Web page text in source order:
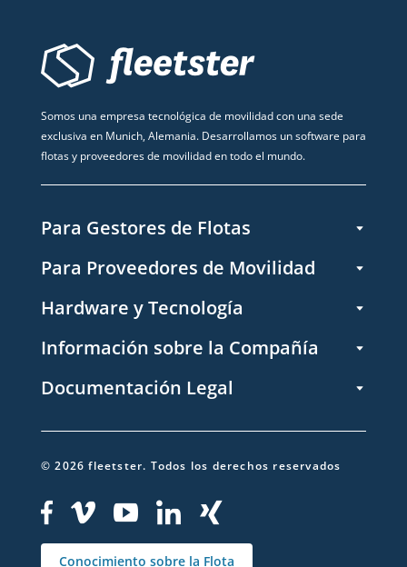
Somos una empresa tecnológica de movilidad con una sede
exclusiva en Munich, Alemania. Desarrollamos un software para
flotas y proveedores de movilidad en todo el mundo.
Para Gestores de Flotas
Para Proveedores de Movilidad
Hardware y Tecnología
Información sobre la Compañía
Documentación Legal
©2026 fleetster. Todos los derechos reservados
Conocimiento sobre la Flota